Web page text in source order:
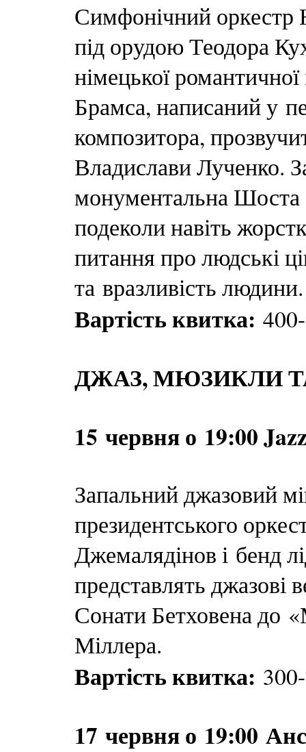
Симфонічний оркестр
під орудою Теодора
німецької
Брамса, написаний у
композитора,
Владислави Лученко.
монументальна
подеколи навіть
питання про людські
та вразливість людини.
Вартість квитка:
ДЖАЗ, МЮЗИКЛИ
15 червня о 19:00
Запальний джазовий
президентського
Джемалядінов і бенд
представлять джазові
Сонати Бетховена до
Міллера.
Вартість квитка:
17 червня о 19:00